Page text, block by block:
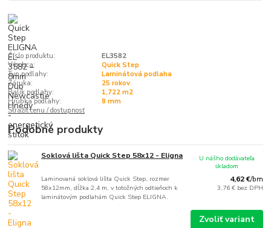
Číslo produktu:
EL3582
Výrobca:
Quick Step
Typ podlahy:
Laminátová podlaha
Záruka:
25 rokov
Balík podlahy:
1,722 m2
Hrúbka podlahy:
8 mm
Strážiť cenu / dostupnosť
Podobné produkty
Soklová lišta Quick Step 58x12 - Eligna
Laminovaná soklová lišta Quick Step, rozmer
58x12mm, dĺžka 2,4 m, v totožných odtieňoch k
laminátovým podlahám Quick Step ELIGNA.
4,62 €/bm
3,76 € bez DPH
U nášho dodávateľa
skladom
Zvoliť variant